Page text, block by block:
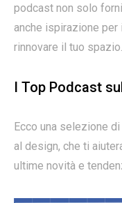
podcast non solo
anche ispirazione
rinnovare il tuo spazio.
I Top Podcast
Ecco una selezione
al design, che ti
ultime novità e